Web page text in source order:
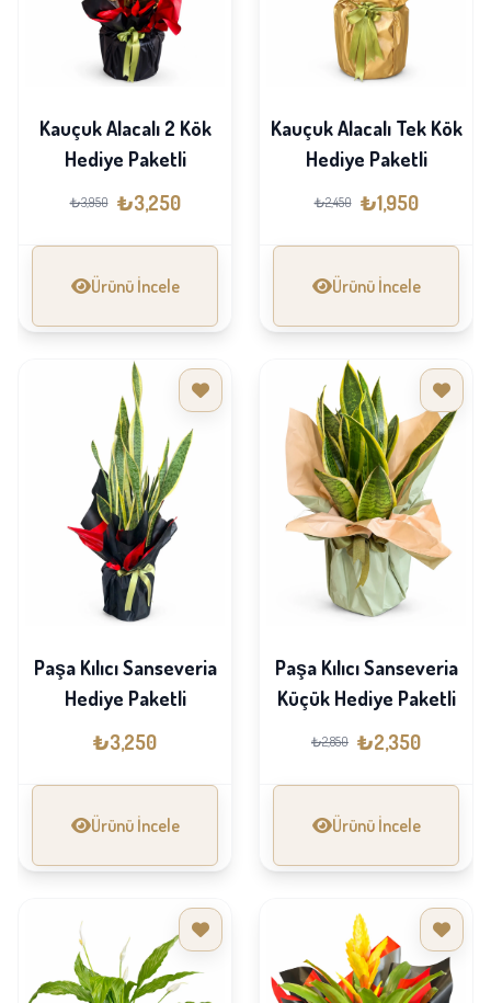
Kauçuk Alacalı 2 Kök
Hediye Paketli
₺3,950 ₺3,250
Ürünü İncele
Kauçuk Alacalı Tek Kök
Hediye Paketli
₺2,450 ₺1,950
Ürünü İncele
Paşa Kılıcı Sanseveria
Hediye Paketli
₺3,250
Ürünü İncele
Paşa Kılıcı Sanseveria
Küçük Hediye Paketli
₺2,850 ₺2,350
Ürünü İncele